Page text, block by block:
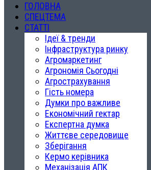
ГОЛОВНА
СПЕЦТЕМА
СТАТТІ
Ідеї & тренди
Інфраструктура ринку
Агромаркетинг
Агрономія Сьогодні
Агрострахування
Гість номера
Думки про важливе
Економічний гектар
Експертна думка
Життєве середовище
Зберігання
Кермо керівника
Механізація АПК